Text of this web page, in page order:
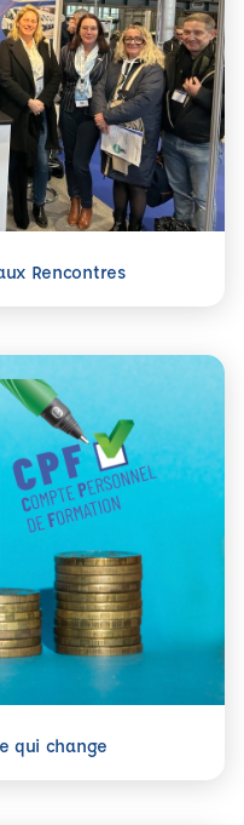
Rencontres
Rencontres Flotauto 2026
qui change
qui change réellement en